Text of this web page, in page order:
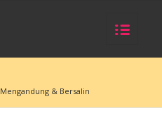
Mengandung & Bersalin